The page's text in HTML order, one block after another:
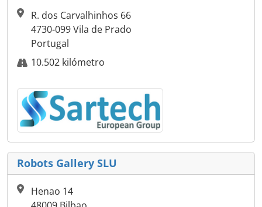
R. dos Carvalhinhos 66
4730-099 Vila de Prado
Portugal
10.502 kilómetro
Robots Gallery SLU
Henao 14